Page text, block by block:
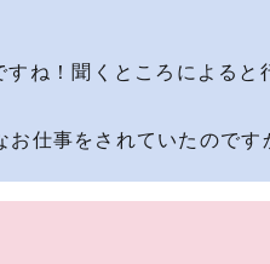
すね！聞くところによると
お仕事をされていたのです